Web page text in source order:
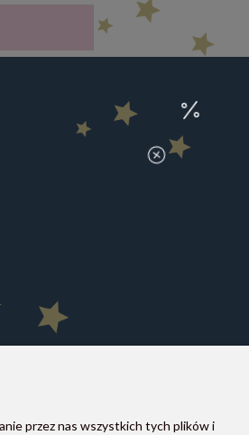
MEDIA
przez nas wszystkich tych plików i